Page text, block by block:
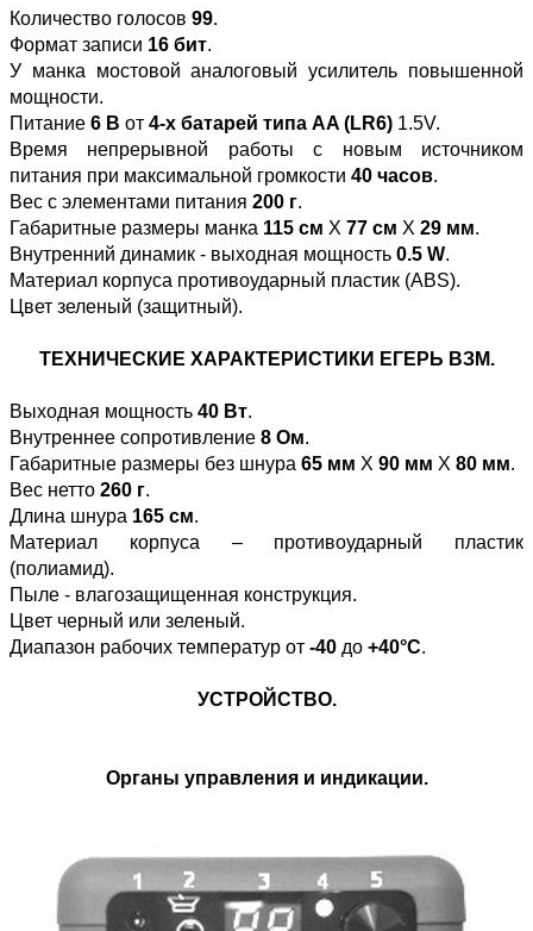
Количество голосов 99.
Формат записи 16 бит.
У манка мостовой аналоговый усилитель повышенной
мощности.
Питание 6 В от 4-х батарей типа AA (LR6) 1.5V.
Время непрерывной работы с новым источником
питания при максимальной громкости 40 часов.
Вес с элементами питания 200 г.
Габаритные размеры манка 115 см Х 77 см Х 29 мм.
Внутренний динамик - выходная мощность 0.5 W.
Материал корпуса противоударный пластик (ABS).
Цвет зеленый (защитный).
ТЕХНИЧЕСКИЕ ХАРАКТЕРИСТИКИ ЕГЕРЬ ВЗМ.
Выходная мощность 40 Вт.
Внутреннее сопротивление 8 Ом.
Габаритные размеры без шнура 65 мм Х 90 мм Х 80 мм.
Вес нетто 260 г.
Длина шнура 165 см.
Материал корпуса – противоударный пластик
(полиамид).
Пыле - влагозащищенная конструкция.
Цвет черный или зеленый.
Диапазон рабочих температур от -40 до +40°C.
УСТРОЙСТВО.
Органы управления и индикации.